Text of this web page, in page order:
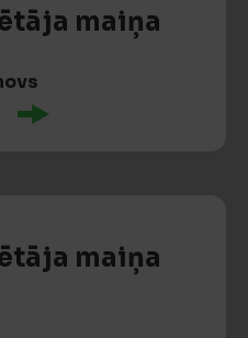
maiņa
maiņa